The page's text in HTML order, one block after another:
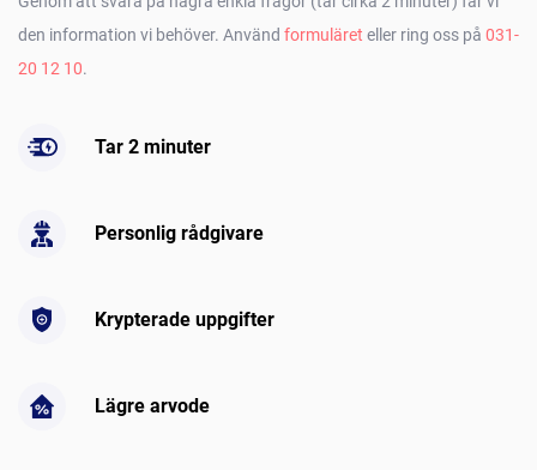
den information vi behöver. Använd formuläret eller ring oss på 031-
20 12 10.
Tar 2 minuter
Personlig rådgivare
Krypterade uppgifter
Lägre arvode